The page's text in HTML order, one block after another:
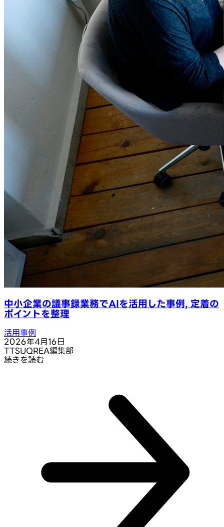
中小企業の議事録業務でAIを活用した事例, 定着の
ポイントを整理
活用事例
2026年4月16日
TTSUQREA編集部
続きを読む